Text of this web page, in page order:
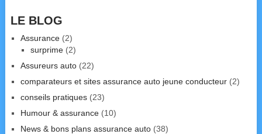
LE BLOG
Assurance(2)
surprime(2)
Assureurs auto(22)
comparateurs et sites assurance auto jeune conducteur(2)
conseils pratiques(23)
Humour & assurance(10)
News & bons plans assurance auto(38)